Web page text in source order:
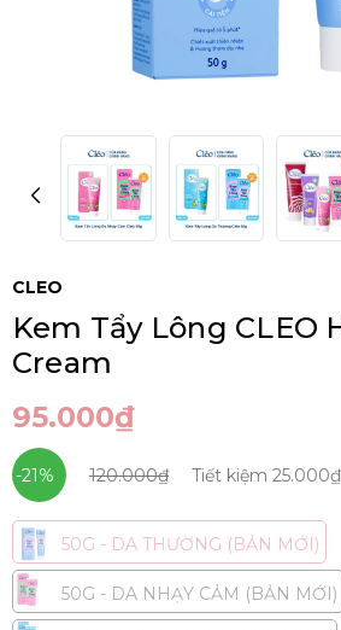
CLEO
Kem Tẩy Lông CLEO
Cream
95.000₫
-21% 120.000₫ Tiết kiệm 25.000₫
50G - DA THƯỜNG (BẢN MỚI)
50G - DA NHẠY CẢM (BẢN MỚI)